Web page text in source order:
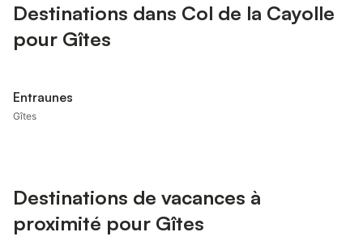
Destinations dans Col de la Cayolle
pour Gîtes
Entraunes
Gîtes
Destinations de vacances à
proximité pour Gîtes